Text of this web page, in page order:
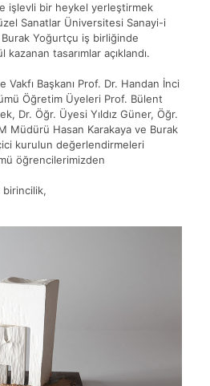
işlevli bir heykel yerleştirmek
Sanatlar Üniversitesi Sanayi-i
Burak Yoğurtçu iş birliğinde
tasarımlar açıklandı.
Başkanı Prof. Dr. Handan İnci
Öğretim Üyeleri Prof. Bülent
Dr. Öğr. Üyesi Yıldız Güner, Öğr.
Müdürü Hasan Karakaya ve Burak
kurulun değerlendirmeleri
öğrencilerimizden
birincilik,